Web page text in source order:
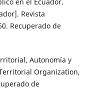
Revista
Recuperado de
Autonomía y
Organization,
de